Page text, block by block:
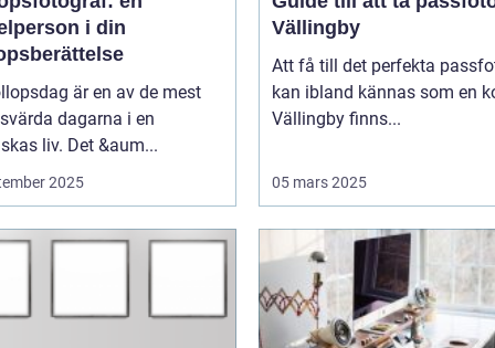
i din
är en av de mest
dagarna i en
liv. Det &aum...
2025
Vällingby
Att få till det perfekta
kan ibland kännas som en
Vällingby finns...
05 mars 2025